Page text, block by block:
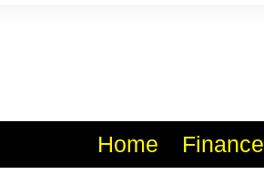
Home Finance